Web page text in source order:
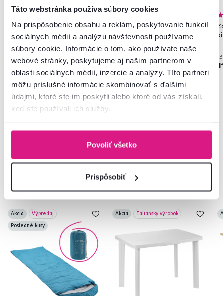
Táto webstránka používa súbory cookies
Na prispôsobenie obsahu a reklám, poskytovanie funkcií
sociálnych médií a analýzu návštevnosti používame
súbory cookie. Informácie o tom, ako používate naše
webové stránky, poskytujeme aj našim partnerom v
oblasti sociálnych médií, inzercie a analýzy. Títo partneri
môžu príslušné informácie skombinovať s ďalšími
údajmi, ktoré ste im poskytli alebo ktoré od vás získali,
keď ste používali ich služby.
Povoliť všetko
Prispôsobiť
Záhradné stohovateľné kreslo,
biela, EDENIA
16 € -11%
3 Farba - detailná
5,0
Záhradné stohovateľné kreslo,
biela, MEDRO
12 €
3 Farba - detailná
Často kupované spolu
Akcia
Výpredaj
Posledné kusy
Akcia Taliansky výrobok